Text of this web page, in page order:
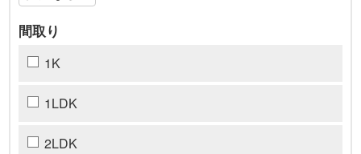
間取り
1K
1LDK
2LDK